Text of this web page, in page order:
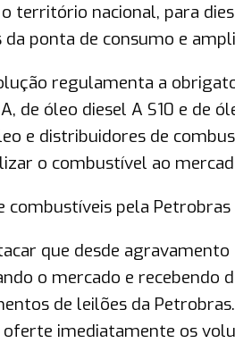
território nacional, para
da ponta de consumo e
regulamenta a
de óleo diesel A S10 e de
e distribuidores de
o combustível ao
combustíveis pela Petrobras
que desde
o mercado e recebendo
de leilões da
oferte imediatamente os